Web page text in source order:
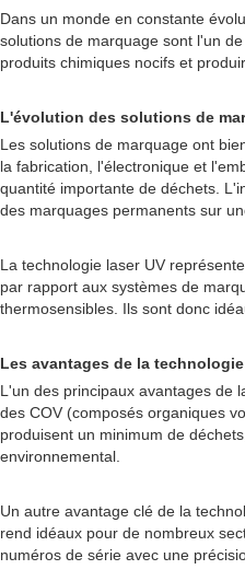
Dans un monde en constante
solutions de marquage sont l'un
produits chimiques nocifs et
L'évolution des solutions de
Les solutions de marquage ont
la fabrication, l'électronique et
quantité importante de déchets.
des marquages permanents sur
La technologie laser UV
par rapport aux systèmes de
thermosensibles. Ils sont donc
Les avantages de la technologie
L'un des principaux avantages de
des COV (composés organiques
produisent un minimum de
environnemental.
Un autre avantage clé de la
rend idéaux pour de nombreux
numéros de série avec une